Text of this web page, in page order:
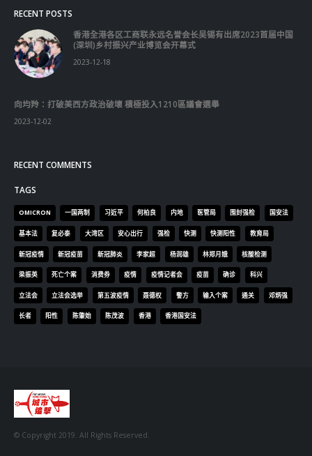
RECENT POSTS
香港全港各区工商联永远名誉会长吴锡有出席2023首届中国
(深圳)乡村振兴产业博览会开幕式
向均羚：打破美西方政治破壞 積極投入1210區議會選舉
TAGS
OMICRON 一国两制 习近平 何柏良 内地 医管局 围封强检 国安法
基本法 复必泰 大湾区 安心出行 强检 快测 快测阳性 教育局
新冠疫情 新冠疫苗 新冠肺炎 李家超 杨润雄 林郑月娥 核酸检测
梁振英 死亡个案 消费券 疫情 疫情记者会 疫苗 确诊 科兴
立法会 立法会选举 第五波疫情 聂德权 警方